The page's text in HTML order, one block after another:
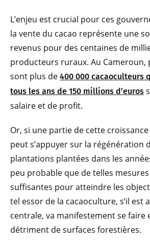
L’enjeu est crucial pour ces
la vente du cacao représente une
revenus pour des centaines de
producteurs ruraux. Au Cameroun,
sont plus de 400 000 cacaoculteurs
tous les ans de 150 millions d’euros
salaire et de profit.
Or, si une partie de cette
peut s’appuyer sur la régénération
plantations plantées dans les
peu probable que de telles
suffisantes pour atteindre les
tel essor de la cacaoculture, s’il est
centrale, va manifestement se faire
détriment de surfaces forestières.